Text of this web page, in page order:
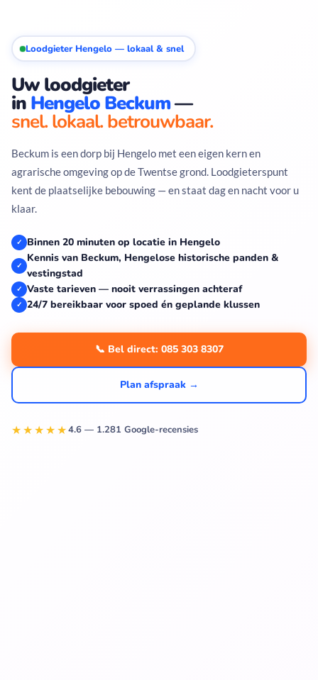
Loodgieter Hengelo — lokaal & snel
Uw loodgieter
in Hengelo Beckum—
snel. lokaal. betrouwbaar.
Beckum is een dorp bij Hengelo met een eigen kern en
agrarische omgeving op de Twentse grond. Loodgieterspunt
kent de plaatselijke bebouwing — en staat dag en nacht voor u
klaar.
✓ Binnen 20 minuten op locatie in Hengelo
✓
Kennis van Beckum, Hengelose historische panden &
vestingstad
✓ Vaste tarieven — nooit verrassingen achteraf
✓ 24/7 bereikbaar voor spoed én geplande klussen
📞 Bel direct: 085 303 8307
Plan afspraak →
★★★★★4.6 — 1.281 Google-recensies